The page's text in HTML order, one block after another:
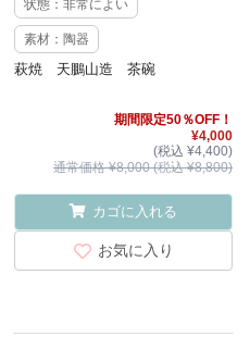
状態：非常によい
素材：陶器
萩焼 天鵬山造 茶碗
期間限定50％OFF！
¥4,000
(税込 ¥4,400)
通常価格 ¥8,000 (税込 ¥8,800)
カゴに入れる
お気に入り